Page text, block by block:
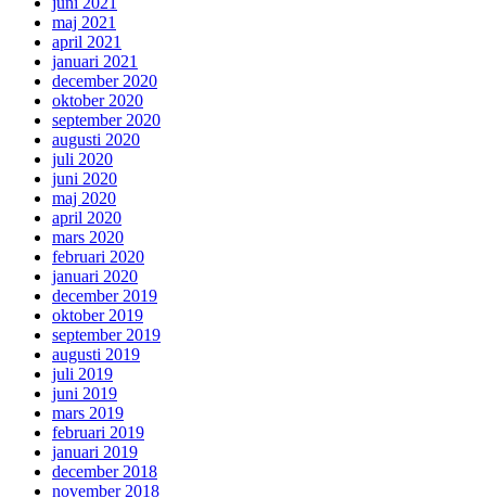
maj 2021
april 2021
januari 2021
december 2020
oktober 2020
september 2020
augusti 2020
juli 2020
juni 2020
maj 2020
april 2020
mars 2020
februari 2020
januari 2020
december 2019
oktober 2019
september 2019
augusti 2019
juli 2019
juni 2019
mars 2019
februari 2019
januari 2019
december 2018
november 2018